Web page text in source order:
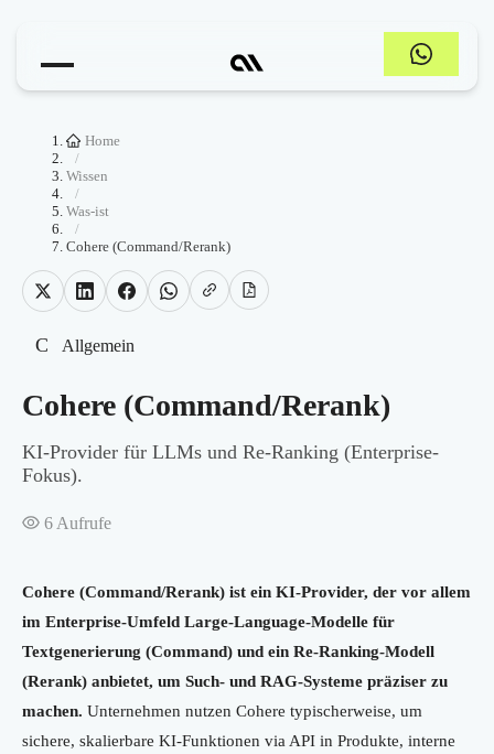
Home
/
Wissen
/
Was-ist
/
Cohere (Command/Rerank)
C Allgemein
Cohere (Command/Rerank)
KI-Provider für LLMs und Re-Ranking (Enterprise-
Fokus).
6 Aufrufe
Cohere (Command/Rerank) ist ein KI-Provider, der vor allem
im Enterprise-Umfeld Large-Language-Modelle für
Textgenerierung (Command) und ein Re-Ranking-Modell
(Rerank) anbietet, um Such- und RAG-Systeme präziser zu
machen. Unternehmen nutzen Cohere typischerweise, um
sichere, skalierbare KI-Funktionen via API in Produkte, interne